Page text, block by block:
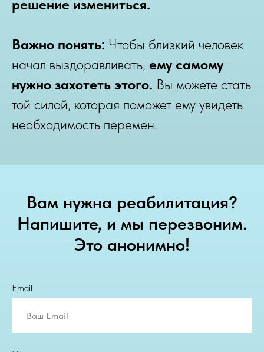
решение измениться.
Важно понять: Чтобы близкий человек
начал выздоравливать, ему самому
нужно захотеть этого. Вы можете стать
той силой, которая поможет ему увидеть
необходимость перемен.
Вам нужна реабилитация?
Напишите, и мы перезвоним.
Это анонимно!
Email